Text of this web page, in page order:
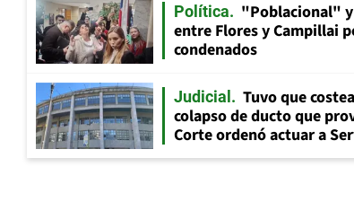
Política
"Poblacional"
entre Flores y Campillai
condenados
Judicial
Tuvo que
colapso de ducto que
Corte ordenó actuar a